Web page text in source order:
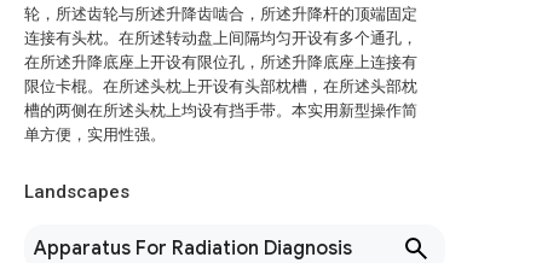
轮，所述齿轮与所述升降齿啮合，所述升降杆的顶端固定
连接有头枕。在所述转动盘上间隔均匀开设有多个通孔，
在所述升降底座上开设有限位孔，所述升降底座上连接有
限位卡棍。在所述头枕上开设有头部枕槽，在所述头部枕
槽的两侧在所述头枕上均设有挡手带。本实用新型操作简
单方便，实用性强。
Landscapes
Apparatus For Radiation Diagnosis